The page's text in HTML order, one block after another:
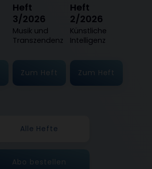
Heft
3/2026
:
Musik und
Transzendenz
Zum Heft
Heft
2/2026
:
Künstliche
Intelligenz
Zum Heft
Alle Hefte
Abo bestellen